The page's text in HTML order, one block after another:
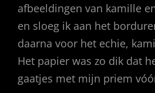
afbeeldingen van kamille
en sloeg ik aan het
daarna voor het echie,
Het papier was zo dik dat
gaatjes met mijn priem